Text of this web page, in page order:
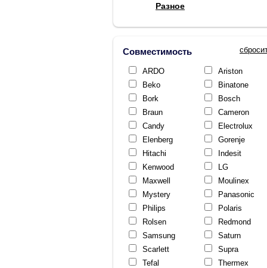
Разное
Совместимость
ARDO
Ariston
Beko
Binatone
Bork
Bosch
Braun
Cameron
Candy
Electrolux
Elenberg
Gorenje
Hitachi
Indesit
Kenwood
LG
Maxwell
Moulinex
Mystery
Panasonic
Philips
Polaris
Rolsen
Redmond
Samsung
Saturn
Scarlett
Supra
Tefal
Thermex